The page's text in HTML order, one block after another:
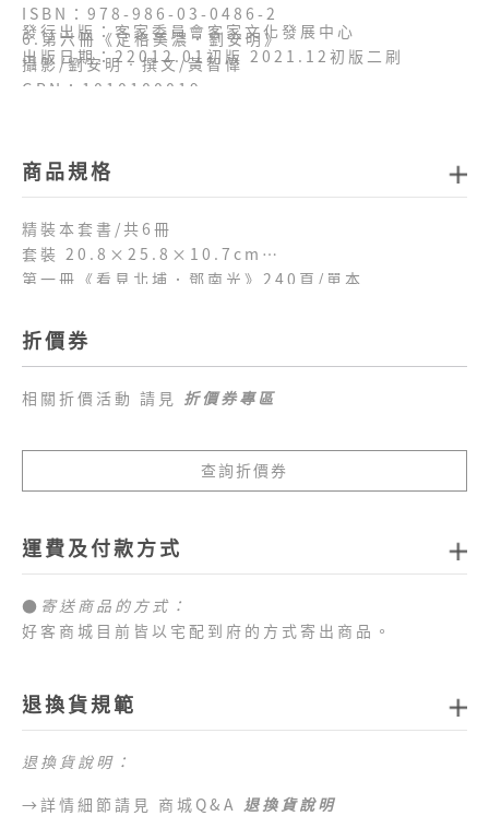
ISBN：978-986-03-0486-2
6.第六冊《定格美濃．劉安明》
攝影/劉安明‧撰文/黃智偉
GPN：1010100019
發行出版：客家委員會客家文化發展中心
出版日期：22012.01初版 2021.12初版二刷
商品規格
精裝本套書/共6冊
套裝 20.8×25.8×10.7cm
第一冊《看見北埔．鄧南光》​240頁/單本
第二冊《拾影竹東．李增昌》​212頁/單本
19×24×1.5cm
19×24×1.5cm
19×24×1.5cm
第五冊《顯影六堆．李秀雲》​248頁/單本
19×24×1.5cm
折價券
相關折價活動 請見 折價券專區
查詢折價券
運費及付款方式
● 寄送商品的方式：
好客商城目前皆以宅配到府的方式寄出商品。
1.全站消費滿新臺幣
區 （澎湖、金門、馬祖、綠島、蘭嶼、小琉球等地
區）及海外地區暫不提供配送服務，敬請見諒。
退換貨規範
退換貨說明：
→詳情細節請見 商城Q&A 退換貨說明